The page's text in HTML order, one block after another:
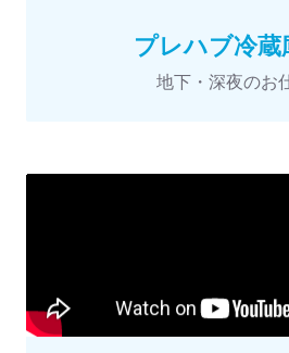
プレハブ冷蔵
地下・深夜のお